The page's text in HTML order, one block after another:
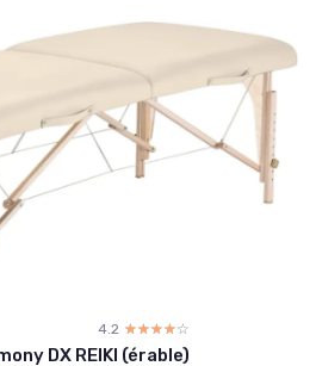
4.2 ☆☆☆☆☆
★★★★★
DX REIKI (érable)